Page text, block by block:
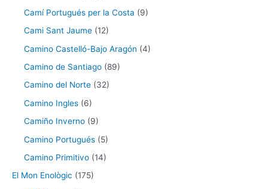
Camí Portugués per la Costa (9)
Cami Sant Jaume (12)
Camino Castelló-Bajo Aragón (4)
Camino de Santiago (89)
Camino del Norte (32)
Camino Ingles (6)
Camiño Inverno (9)
Camino Portugués (5)
Camino Primitivo (14)
El Mon Enològic (175)